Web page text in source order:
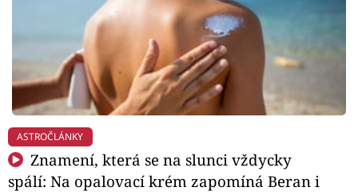
ASTROČLÁNKY
Znamení, která se na slunci vždycky
spálí: Na opalovací krém zapomíná Beran i